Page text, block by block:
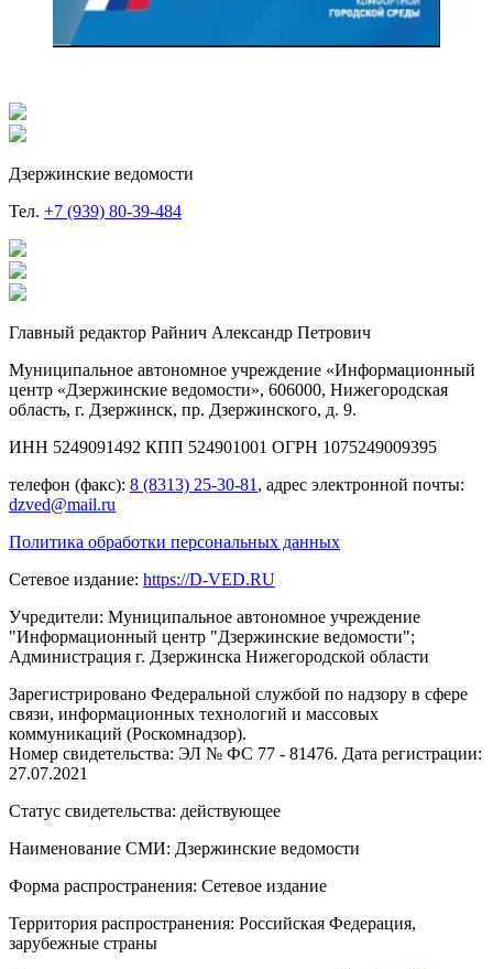
Дзержинские ведомости
Тел. +7 (939) 80-39-484
Главный редактор Райнич Александр Петрович
Муниципальное автономное учреждение «Информационный
центр «Дзержинские ведомости», 606000, Нижегородская
область, г. Дзержинск, пр. Дзержинского, д. 9.
ИНН 5249091492 КПП 524901001 ОГРН 1075249009395
телефон (факс): 8 (8313) 25-30-81 , адрес электронной почты:
dzved@mail.ru
Политика обработки персональных данных
Сетевое издание: https://D-VED.RU
Учредители: Муниципальное автономное учреждение
"Информационный центр "Дзержинские ведомости";
Администрация г. Дзержинска Нижегородской области
Зарегистрировано Федеральной службой по надзору в сфере
связи, информационных технологий и массовых
коммуникаций (Роскомнадзор).
Номер свидетельства: ЭЛ № ФС 77 - 81476. Дата регистрации:
27.07.2021
Статус свидетельства: действующее
Наименование СМИ: Дзержинские ведомости
Форма распространения: Сетевое издание
Территория распространения: Российская Федерация,
зарубежные страны